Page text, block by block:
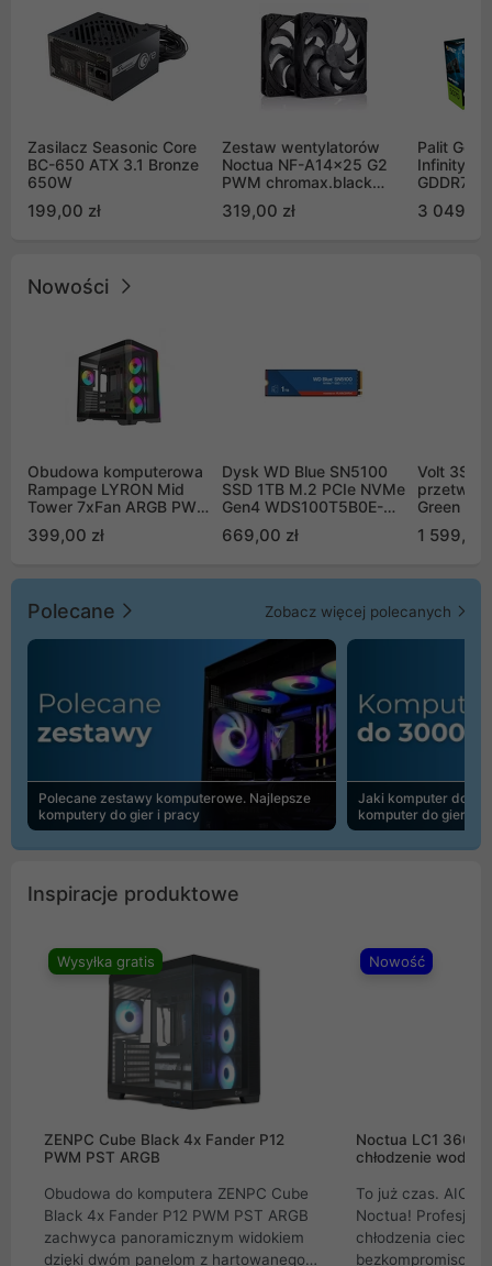
Zasilacz Seasonic Core
BC-650 ATX 3.1 Bronze
650W
199,00 zł
Zestaw wentylatorów
Noctua NF-A14x25 G2
PWM chromax.black
Push Pull (2szt)
319,00 zł
Palit
Infinity 3
GDDR7
GB2050S)
3 049,00
Nowości
Obudowa komputerowa
Rampage LYRON Mid
Tower 7xFan ARGB PWM
399,00 zł
Dysk WD Blue SN5100
SSD 1TB M.2 PCIe NVMe
Gen4 WDS100T5B0E-
669,00 zł
Volt
Green
1 599,00
Polecane Zobacz więcej polecanych
Polecane zestawy komputerowe. Najlepsze
komputery do gier i pracy
Jaki komputer do
komputer do gier |
Inspiracje produktowe
Wysyłka gratis
ZENPC Cube Black 4x Fander P12
PWM PST ARGB
Obudowa do komputera ZENPC Cube
Black 4x Fander P12 PWM PST ARGB
zachwyca panoramicznym widokiem
dzięki dwóm panelom z hartowanego
Nowość
Noctua LC1
chłodzenie wodne
To już czas. AIO
Noctua!
chłodzenia cieczą